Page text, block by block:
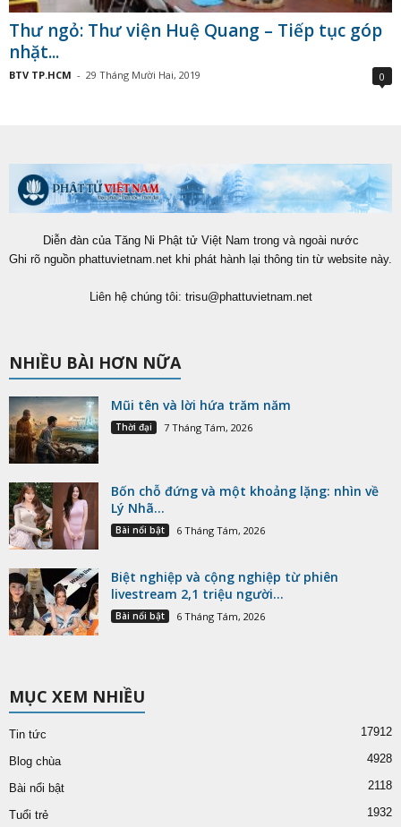
Thư ngỏ: Thư viện Huệ Quang – Tiếp tục góp
nhặt...
BTV TP.HCM - 29 Tháng Mười Hai, 2019 0
Diễn đàn của Tăng Ni Phật tử Việt Nam trong và ngoài nước
Ghi rõ nguồn phattuvietnam.net khi phát hành lại thông tin từ website này.
Liên hệ chúng tôi: trisu@phattuvietnam.net
NHIỀU BÀI HƠN NỮA
Mũi tên và lời hứa trăm năm
Thời đại 7 Tháng Tám, 2026
Bốn chỗ đứng và một khoảng lặng: nhìn về
Lý Nhã...
Bài nổi bật 6 Tháng Tám, 2026
Biệt nghiệp và cộng nghiệp từ phiên
livestream 2,1 triệu người...
Bài nổi bật 6 Tháng Tám, 2026
MỤC XEM NHIỀU
Tin tức 17912
Blog chùa 4928
Bài nổi bật 2118
Tuổi trẻ 1932